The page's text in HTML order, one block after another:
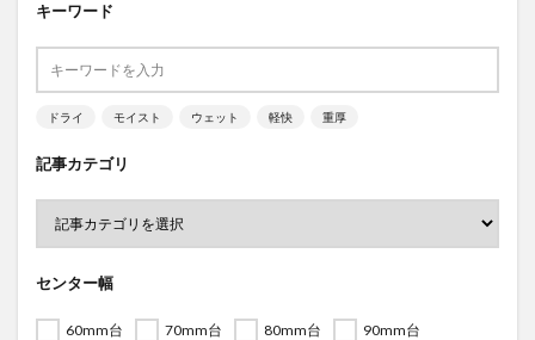
キーワード
ドライ モイスト ウェット 軽快 重厚
記事カテゴリ
センター幅
60mm台 70mm台 80mm台
90mm台